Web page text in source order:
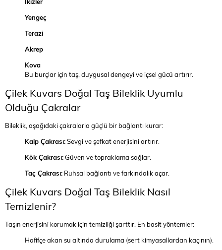
Yengeç
Terazi
Akrep
Kova
Bu burçlar için taş, duygusal dengeyi ve içsel gücü artırır.
Çilek Kuvars Doğal Taş Bileklik Uyumlu
Olduğu Çakralar
Bileklik, aşağıdaki çakralarla güçlü bir bağlantı kurar:
Kalp Çakrası:Sevgi ve şefkat enerjisini artırır.
Kök Çakrası:Güven ve topraklama sağlar.
Taç Çakrası: Ruhsal bağlantı ve farkındalık açar.
Çilek Kuvars Doğal Taş Bileklik Nasıl
Temizlenir?
Taşın enerjisini korumak için temizliği şarttır. En basit yöntemler:
Hafifçe akan su altında durulama (sert kimyasallardan kaçının).